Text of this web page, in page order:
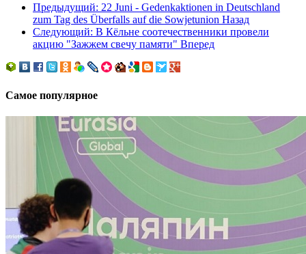
Предыдущий: 22 Juni - Gedenkaktionen in Deutschland
zum Tag des Überfalls auf die Sowjetunion Назад
Следующий: В Кёльне соотечественники провели
акцию "Зажжем свечу памяти" Вперед
Самое популярное